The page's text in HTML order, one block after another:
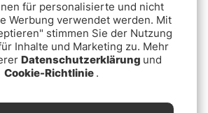
für personalisierte und nicht
Werbung verwendet werden. Mit
stimmen Sie der Nutzung
Inhalte und Marketing zu. Mehr
Datenschutzerklärung und
Cookie-Richtlinie .